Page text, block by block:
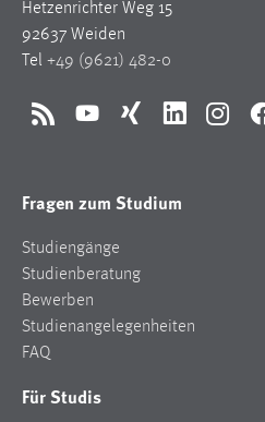
Hetzenrichter Weg 15
92637 Weiden
Tel +49 (9621) 482-0
RSS YouTubeXing LinkedIn
Fragen zum Studium
Studiengänge
Studienberatung
Bewerben
Studienangelegenheiten
FAQ
Für Studis
1 Jahr
Name:
Für performante
Sprachpräferenz
Zweck: